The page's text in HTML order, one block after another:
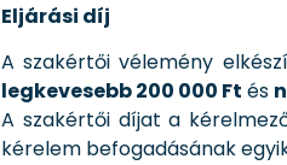
Eljárási díj
A szakértői vélemény
legkevesebb 200 000 Ft és
A szakértői díjat a
kérelem befogadásának